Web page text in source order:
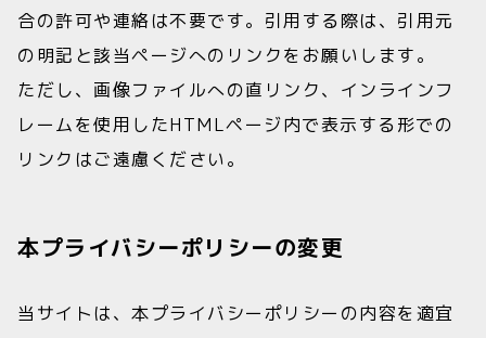
合の許可や連絡は不要です。引用する際は、引用元
の明記と該当ページへのリンクをお願いします。
ただし、画像ファイルへの直リンク、インラインフ
レームを使用したHTMLページ内で表示する形での
リンクはご遠慮ください。
本プライバシーポリシーの変更
当サイトは、本プライバシーポリシーの内容を適宜